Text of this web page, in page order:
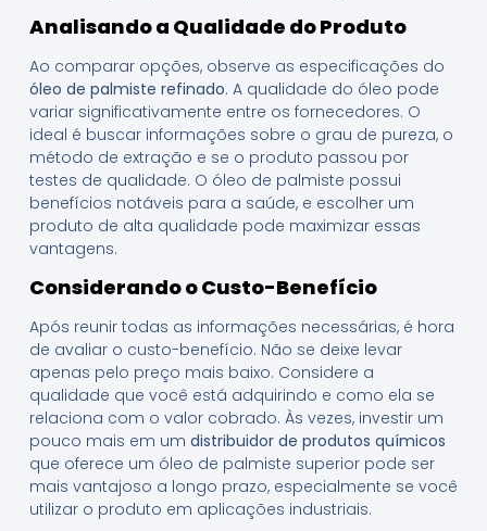
Analisando a Qualidade do Produto
Ao comparar opções, observe as especificações do
óleo de palmiste refinado. A qualidade do óleo pode
variar significativamente entre os fornecedores. O
ideal é buscar informações sobre o grau de pureza, o
método de extração e se o produto passou por
testes de qualidade. O óleo de palmiste possui
benefícios notáveis para a saúde, e escolher um
produto de alta qualidade pode maximizar essas
vantagens.
Considerando o Custo-Benefício
Após reunir todas as informações necessárias, é hora
de avaliar o custo-benefício. Não se deixe levar
apenas pelo preço mais baixo. Considere a
qualidade que você está adquirindo e como ela se
relaciona com o valor cobrado. Às vezes, investir um
pouco mais em um distribuidor de produtos químicos
que oferece um óleo de palmiste superior pode ser
mais vantajoso a longo prazo, especialmente se você
utilizar o produto em aplicações industriais.